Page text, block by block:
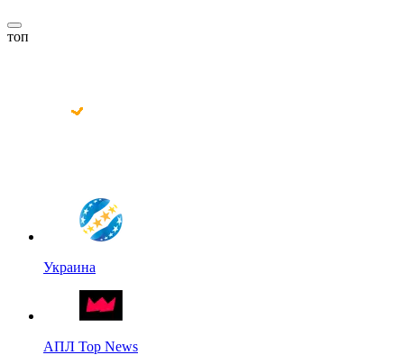
топ
Украина
АПЛ Top News